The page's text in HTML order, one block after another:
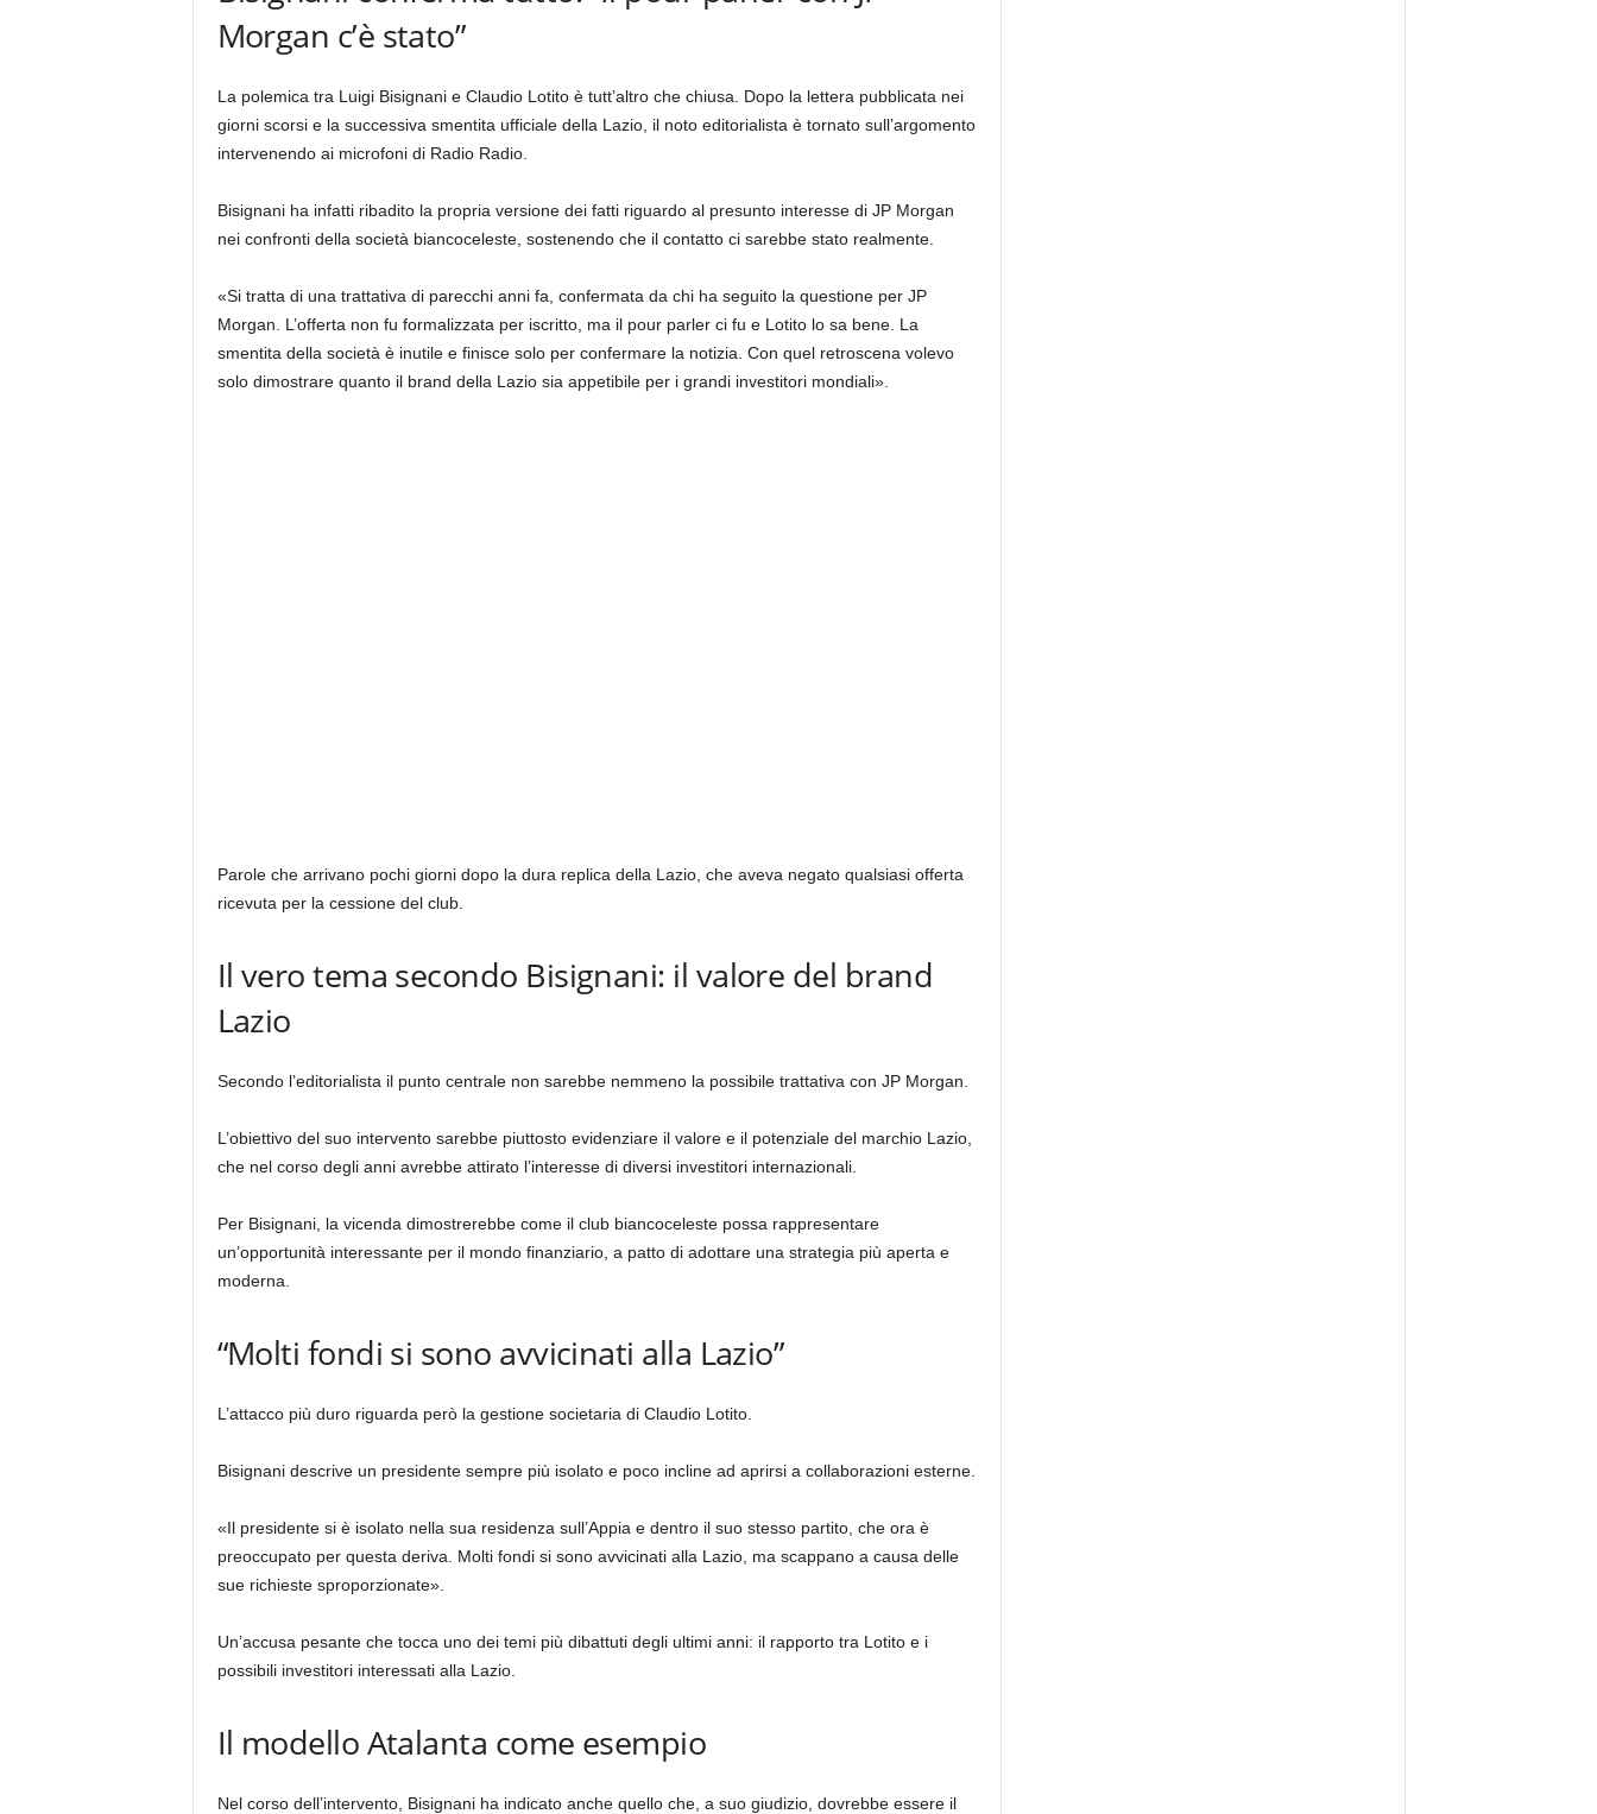
Morgan c’è stato”
La polemica tra Luigi Bisignani e Claudio Lotito è tutt’altro che chiusa. Dopo la lettera pubblicata nei
giorni scorsi e la successiva smentita ufficiale della Lazio, il noto editorialista è tornato sull’argomento
intervenendo ai microfoni di Radio Radio.
Bisignani ha infatti ribadito la propria versione dei fatti riguardo al presunto interesse di JP Morgan
nei confronti della società biancoceleste, sostenendo che il contatto ci sarebbe stato realmente.
«Si tratta di una trattativa di parecchi anni fa, confermata da chi ha seguito la questione per JP
Morgan. L’offerta non fu formalizzata per iscritto, ma il pour parler ci fu e Lotito lo sa bene. La
smentita della società è inutile e finisce solo per confermare la notizia. Con quel retroscena volevo
solo dimostrare quanto il brand della Lazio sia appetibile per i grandi investitori mondiali».
Parole che arrivano pochi giorni dopo la dura replica della Lazio, che aveva negato qualsiasi offerta
ricevuta per la cessione del club.
Il vero tema secondo Bisignani: il valore del brand
Lazio
Secondo l’editorialista il punto centrale non sarebbe nemmeno la possibile trattativa con JP Morgan.
L’obiettivo del suo intervento sarebbe piuttosto evidenziare il valore e il potenziale del marchio Lazio,
che nel corso degli anni avrebbe attirato l’interesse di diversi investitori internazionali.
Per Bisignani, la vicenda dimostrerebbe come il club biancoceleste possa rappresentare
un’opportunità interessante per il mondo finanziario, a patto di adottare una strategia più aperta e
moderna.
“Molti fondi si sono avvicinati alla Lazio”
L’attacco più duro riguarda però la gestione societaria di Claudio Lotito.
Bisignani descrive un presidente sempre più isolato e poco incline ad aprirsi a collaborazioni esterne.
«Il presidente si è isolato nella sua residenza sull’Appia e dentro il suo stesso partito, che ora è
preoccupato per questa deriva. Molti fondi si sono avvicinati alla Lazio, ma scappano a causa delle
sue richieste sproporzionate».
Un’accusa pesante che tocca uno dei temi più dibattuti degli ultimi anni: il rapporto tra Lotito e i
possibili investitori interessati alla Lazio.
Il modello Atalanta come esempio
Nel corso dell’intervento, Bisignani ha indicato anche quello che, a suo giudizio, dovrebbe essere il